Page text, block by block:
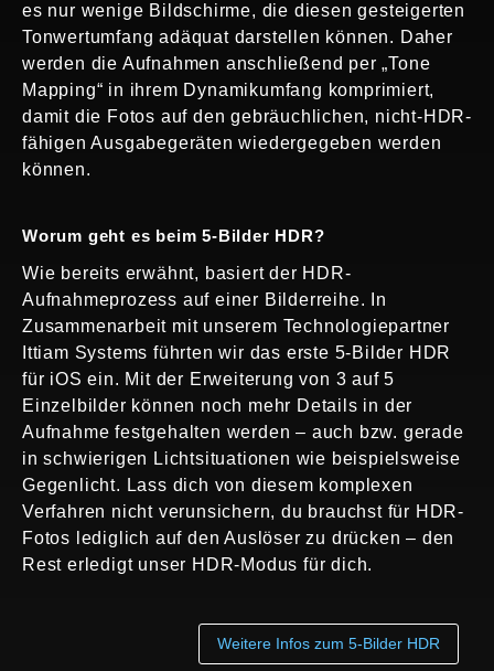
es nur wenige Bildschirme, die diesen gesteigerten
Tonwertumfang adäquat darstellen können. Daher
werden die Aufnahmen anschließend per „Tone
Mapping“ in ihrem Dynamikumfang komprimiert,
damit die Fotos auf den gebräuchlichen, nicht-HDR-
fähigen Ausgabegeräten wiedergegeben werden
können.
Worum geht es beim 5-Bilder HDR?
Wie bereits erwähnt, basiert der HDR-
Aufnahmeprozess auf einer Bilderreihe. In
Zusammenarbeit mit unserem Technologiepartner
Ittiam Systems führten wir das erste 5-Bilder HDR
für iOS ein. Mit der Erweiterung von 3 auf 5
Einzelbilder können noch mehr Details in der
Aufnahme festgehalten werden – auch bzw. gerade
in schwierigen Lichtsituationen wie beispielsweise
Gegenlicht. Lass dich von diesem komplexen
Verfahren nicht verunsichern, du brauchst für HDR-
Fotos lediglich auf den Auslöser zu drücken – den
Rest erledigt unser HDR-Modus für dich.
Weitere Infos zum 5-Bilder HDR